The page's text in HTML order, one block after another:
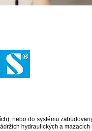
nebo do systému
hydraulických a mazacích